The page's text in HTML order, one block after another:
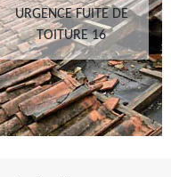
URGENCE FUITE DE
TOITURE 16